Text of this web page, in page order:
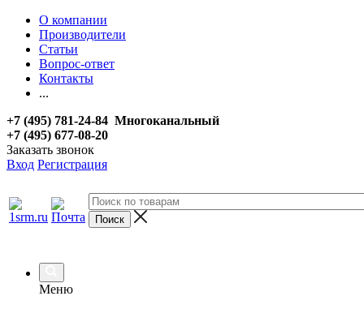
О компании
Производители
Статьи
Вопрос-ответ
Контакты
...
+7 (495) 781-24-84 Многоканальный
+7 (495) 677-08-20
Заказать звонок
Вход Регистрация
Меню